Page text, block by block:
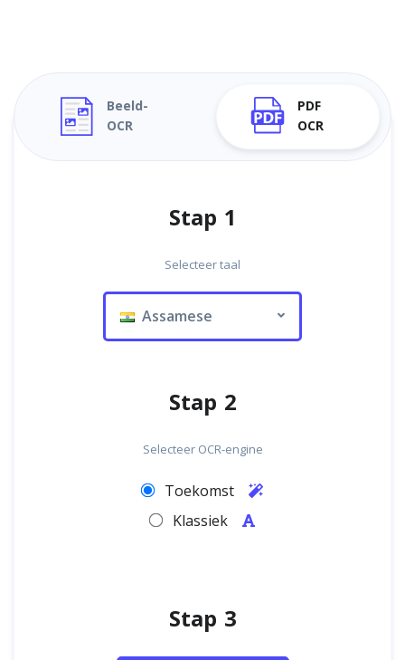
Beeld-
OCR
PDF
OCR
Stap 1
Selecteer taal
Assamese
Stap 2
Selecteer OCR-engine
Toekomst
Klassiek
Stap 3